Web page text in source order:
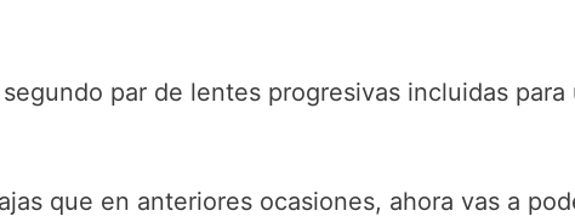
par de lentes progresivas incluidas para
que en anteriores ocasiones, ahora vas a